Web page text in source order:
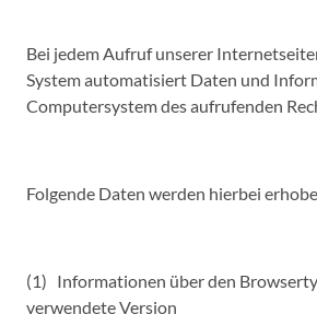
Bei jedem Aufruf unserer
System automatisiert Daten und
Computersystem des aufrufenden
Folgende Daten werden hierbei
(1) Informationen über den
verwendete Version